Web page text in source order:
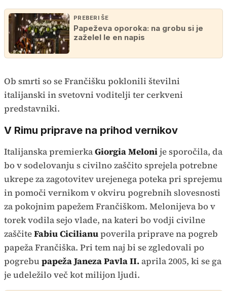
PREBERI ŠE
Papeževa oporoka: na grobu si je
zaželel le en napis
Ob smrti so se Frančišku poklonili številni
italijanski in svetovni voditelji ter cerkveni
predstavniki.
V Rimu priprave na prihod vernikov
Italijanska premierkaGiorgia Melonije sporočila, da
bo v sodelovanju s civilno zaščito sprejela potrebne
ukrepe za zagotovitev urejenega poteka pri sprejemu
in pomoči vernikom v okviru pogrebnih slovesnosti
za pokojnim papežem Frančiškom. Melonijeva bo v
torek vodila sejo vlade, na kateri bo vodji civilne
zaščiteFabiu Cicilianupoverila priprave na pogreb
papeža Frančiška. Pri tem naj bi se zgledovali po
pogrebupapeža Janeza Pavla II.aprila 2005, ki se ga
je udeležilo več kot milijon ljudi.